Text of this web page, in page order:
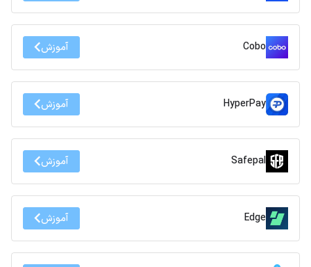
Cobo آموزش
HyperPay آموزش
Safepal آموزش
Edge آموزش